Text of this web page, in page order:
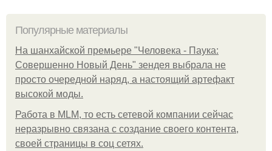
Популярные материалы
На шанхайской премьере "Человека - Паука:
Совершенно Новый День" зендея выбрала не
просто очередной наряд, а настоящий артефакт
высокой моды.
Работа в MLM, то есть сетевой компании сейчас
неразрывно связана с создание своего контента,
своей страницы в соц сетях.